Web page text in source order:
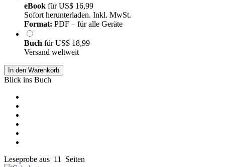
eBook fürUS$ 16,99
Sofort herunterladen. Inkl. MwSt.
Format: PDF – für alle Geräte
Buch fürUS$ 18,99
Versand weltweit
In den Warenkorb
Blick ins Buch
Leseprobe aus 11 Seiten